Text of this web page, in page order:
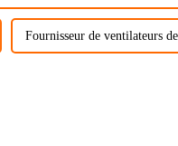
Fournisseur de ventilateurs